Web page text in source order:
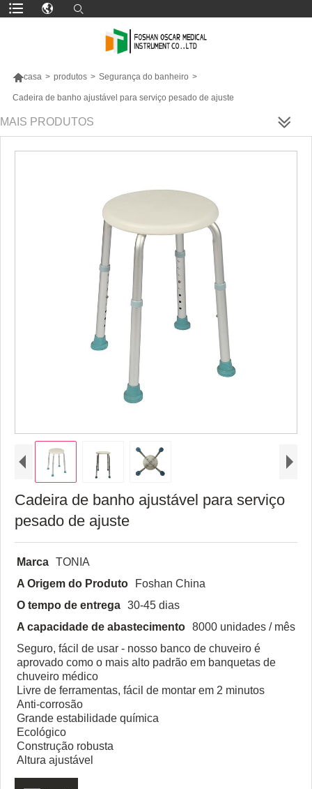
casa > produtos > Segurança do banheiro >
Cadeira de banho ajustável para serviço pesado de ajuste
MAIS PRODUTOS
Cadeira de banho ajustável para serviço
pesado de ajuste
Marca TONIA
A Origem do Produto
Foshan China
O tempo de entrega 30-45 dias
A capacidade de abastecimento 8000 unidades / mês
Seguro, fácil de usar - nosso banco de chuveiro é
aprovado como o mais alto padrão em banquetas de
chuveiro médico
Livre de ferramentas, fácil de montar em 2 minutos
Anti-corrosão
Grande estabilidade química
Ecológico
Construção robusta
Altura ajustável